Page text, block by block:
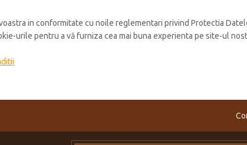
in conformitate cu noile reglementari privind Protectia
urile pentru a vă furniza cea mai buna experienta pe site-ul